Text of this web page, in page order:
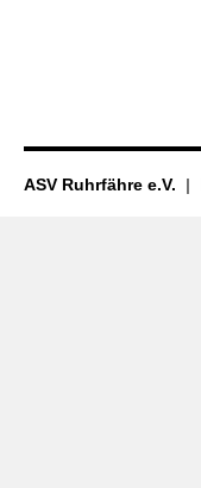
ASV Ruhrfähre e.V.